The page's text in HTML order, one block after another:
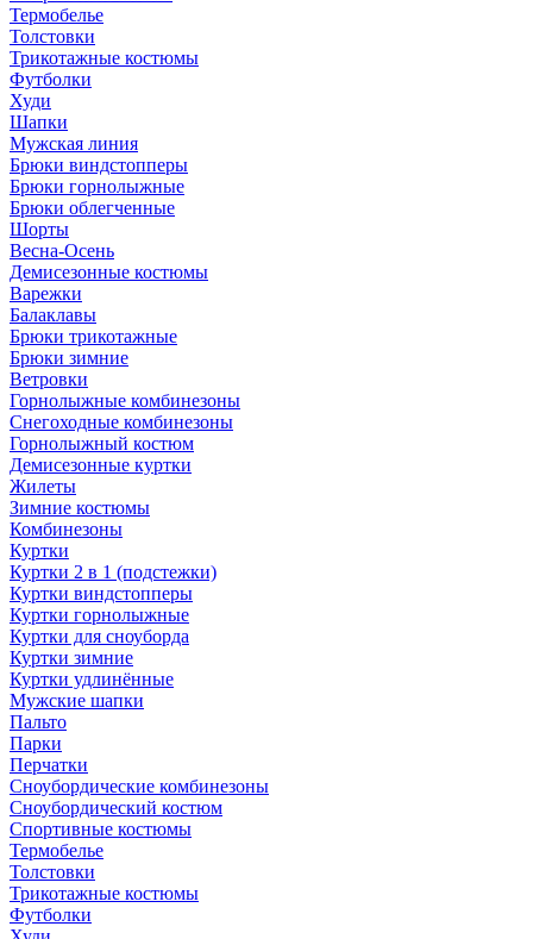
Термобелье
Толстовки
Трикотажные костюмы
Футболки
Худи
Шапки
Мужская линия
Брюки виндстопперы
Брюки горнолыжные
Брюки облегченные
Шорты
Весна-Осень
Демисезонные костюмы
Варежки
Балаклавы
Брюки трикотажные
Брюки зимние
Ветровки
Горнолыжные комбинезоны
Снегоходные комбинезоны
Горнолыжный костюм
Демисезонные куртки
Жилеты
Зимние костюмы
Комбинезоны
Куртки
Куртки 2 в 1 (подстежки)
Куртки виндстопперы
Куртки горнолыжные
Куртки для сноуборда
Куртки зимние
Куртки удлинённые
Мужские шапки
Пальто
Парки
Перчатки
Сноубордические комбинезоны
Сноубордический костюм
Спортивные костюмы
Термобелье
Толстовки
Трикотажные костюмы
Футболки